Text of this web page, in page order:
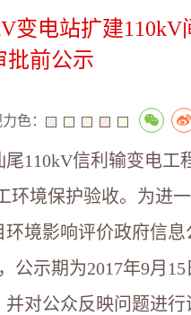
变电站扩建110kV
批前公示
色：
尾110kV信利输变电工
环境保护验收。为进
境影响评价政府信息
示期为2017年9月15
对公众反映问题进行